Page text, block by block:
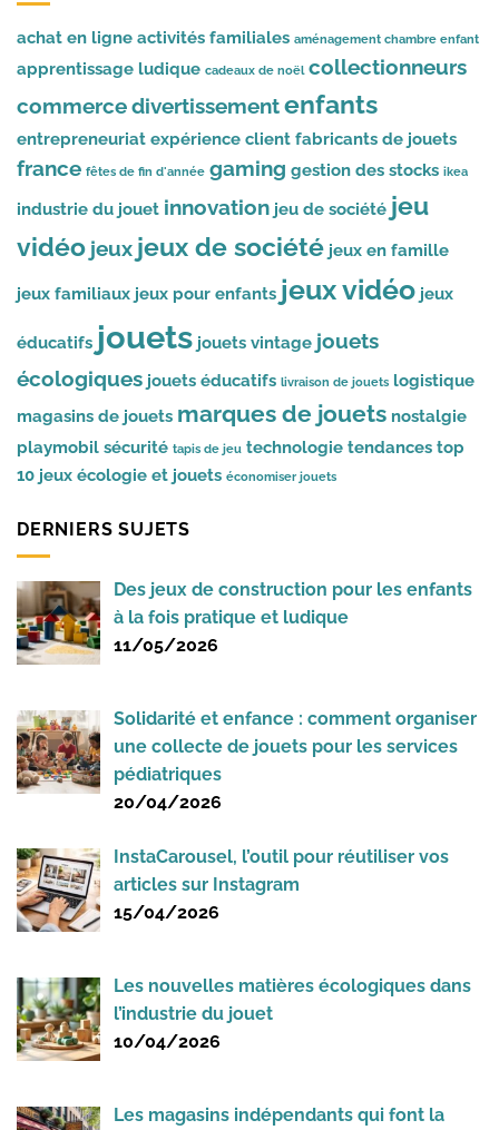
achat en ligne activités familiales aménagement chambre enfant
apprentissage ludique cadeaux de noël collectionneurs
commercedivertissementenfants
entrepreneuriat expérience client fabricants de jouets
france fêtes de fin d'année gaming gestion des stocks ikea
industrie du jouet innovation jeu de société jeu
vidéo jeux jeux de société jeux en famille
jeux familiaux jeux pour enfants jeux vidéo jeux
éducatifs jouets jouets vintage jouets
écologiques jouets éducatifs livraison de jouets logistique
magasins de jouets marques de jouets nostalgie
playmobil sécurité tapis de jeu technologie tendances top
10 jeux écologie et jouets économiser jouets
DERNIERS SUJETS
Des jeux de construction pour les enfants
à la fois pratique et ludique
11/05/2026
Solidarité et enfance : comment organiser
une collecte de jouets pour les services
pédiatriques
20/04/2026
InstaCarousel, l’outil pour réutiliser vos
articles sur Instagram
15/04/2026
Les nouvelles matières écologiques dans
l’industrie du jouet
10/04/2026
Les magasins indépendants qui font la